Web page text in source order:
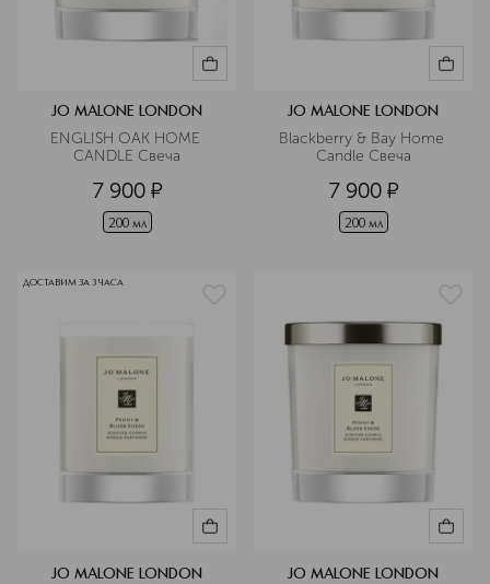
JO MALONE LONDON
ENGLISH OAK HOME
CANDLE Свеча
7 900 ¤
200 мл
JO MALONE LONDON
Blackberry & Bay Home
Candle Свеча
7 900 ¤
200 мл
ДОСТАВИМ ЗА 3 ЧАСА
JO MALONE LONDON JO MALONE LONDON